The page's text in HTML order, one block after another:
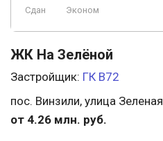
Сдан Эконом
ЖК На Зелёной
Застройщик: ГК В72
пос. Винзили, улица Зеленая
от 4.26 млн. руб.